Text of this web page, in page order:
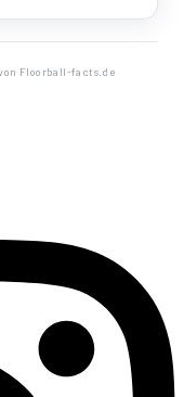
von Floorball-facts.de